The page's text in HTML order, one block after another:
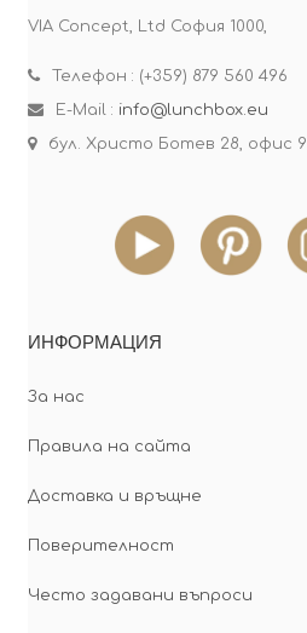
VIA Concept, Ltd София 1000,
Телефон : (+359) 879 560 496
E-Mail : info@lunchbox.eu
бул. Христо Ботев 28, офис 9
ИНФОРМАЦИЯ
За нас
Правила на сайта
Доставка и връщне
Поверителност
Често задавани въпроси